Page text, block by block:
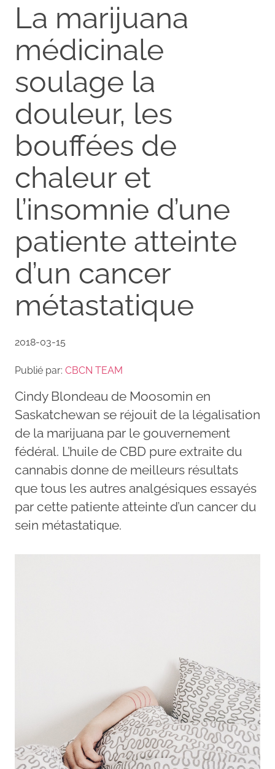
La marijuana
médicinale
soulage la
douleur, les
bouffées de
chaleur et
l’insomnie d’une
patiente atteinte
d’un cancer
métastatique
2018-03-15
Publié par: CBCN TEAM
Cindy Blondeau de Moosomin en
Saskatchewan se réjouit de la légalisation
de la marijuana par le gouvernement
fédéral. L’huile de CBD pure extraite du
cannabis donne de meilleurs résultats
que tous les autres analgésiques essayés
par cette patiente atteinte d’un cancer du
sein métastatique.